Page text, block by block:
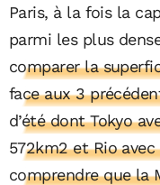
Paris, à la fois la
parmi les plus
comparer la
face aux 3
d’été dont Tokyo
572km2 et Rio
comprendre que la